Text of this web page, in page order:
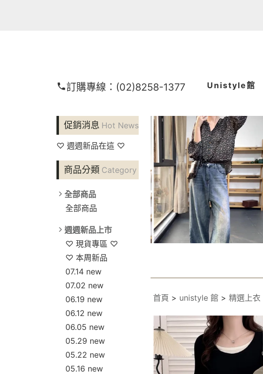
訂購專線： (02)8258-1377 Unistyle館
促銷消息 Hot News
♡ 週週新品在這 ♡
商品分類 Category
全部商品
全部商品
週週新品上市
♡ 現貨專區 ♡
♡ 本周新品
07.14 new
07.02 new
06.19 new
06.12 new
06.05 new
05.29 new
05.22 new
05.16 new
首頁 > unistyle 館 > 精選上衣